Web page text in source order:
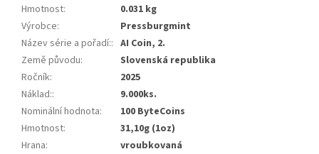
Hmotnost:
0.031 kg
Výrobce:
Pressburgmint
Název série a pořadí:: AI Coin, 2.
Země původu:
Slovenská republika
Ročník:
2025
Náklad::
9.000ks.
Nominální hodnota:
100 ByteCoins
Hmotnost:
31,10g (1oz)
Hrana:
vroubkovaná